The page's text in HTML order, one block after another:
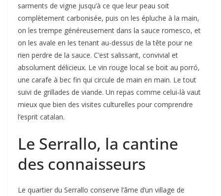
sarments de vigne jusqu’à ce que leur peau soit
complètement carbonisée, puis on les épluche à la main,
on les trempe généreusement dans la sauce romesco, et
on les avale en les tenant au-dessus de la tête pour ne
rien perdre de la sauce. C’est salissant, convivial et
absolument délicieux. Le vin rouge local se boit au porró,
une carafe à bec fin qui circule de main en main. Le tout
suivi de grillades de viande. Un repas comme celui-là vaut
mieux que bien des visites culturelles pour comprendre
l’esprit catalan.
Le Serrallo, la cantine
des connaisseurs
Le quartier du Serrallo conserve l’âme d’un village de